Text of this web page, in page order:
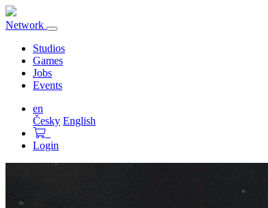
Network
Toggle
navigation
Studios
Games
Jobs
Events
en
Česky English
Login